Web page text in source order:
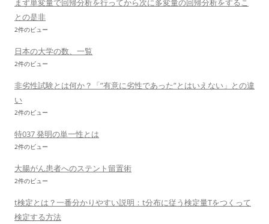
まず単変量で回帰分析を行ってから次に多変量の回帰分析をするこ
との是非
2件のビュー
日本の大学の数、一覧
2件のビュー
非劣性試験とは何か？「”有意に劣性であった”とはいえない」との違
い
2件のビュー
特037 発明の単一性とは
2件のビュー
大腸がん患者へのステント留置術
2件のビュー
t検定とは？一番分かりやすい説明：t分布に従う検定量Tをつくって
検定する方法